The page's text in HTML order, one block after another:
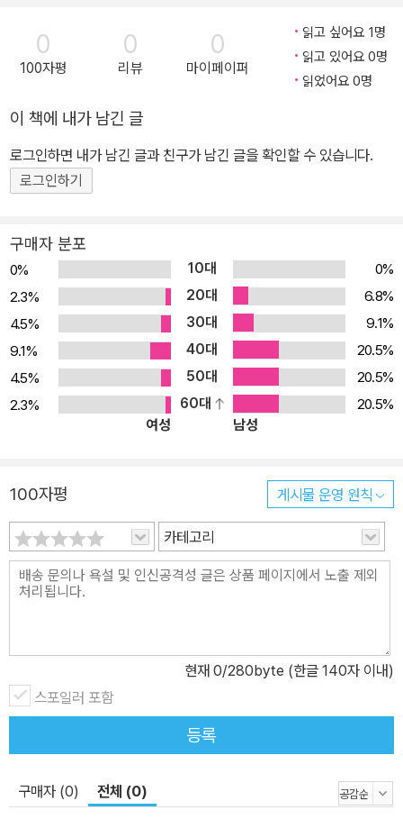
년에는 무려 949개까지 이르렀다. 그런데 1969년 리처드 닉슨 대통
령이 “아시아에서 자국 방위의 1차적 책임은 각국 스스로가 져야 한
다”는 ‘닉슨 독트린 (Nixon Doctrine) ’을 선언하면서 아시아권 핵
치된 핵무기를 다수 철수시키자 국가 안보에 위협을 느낀 한국은 19
70년대 이래 ‘자주국방 (自主國防) ’의 기치 아래 적극적으로 독자
적인 방위력 태세를 갖추기 시작했다. 원자력 발전소 착공에 들어간
한국은 비밀리에 핵무기 개발에도 착수하여 1975년 핵탄두의 설계
의 다각적인 압력으로 1976년 한국의 독자적 핵무기 개발은 중단되
었다. 1991년 소련 공산권이 해체되고 냉전의 완전한 종식이 현실화
되면서 조지 허버트 부시 미국 대통령은 해외 기지에 배치된 모든 지
상 및 해상 배치형 단거리 핵무기를 자발적으로 철수?해체할 것이라
고 선언했다. 이에 따라 같은 해 11월 8일 한국의 노태우 대통령은
「한반도 비핵화와 평화 구축에 관한 선언」, 즉 “핵에너지를 평화적 목
적을 위해서만 사용하며 핵무기를 제조, 보유, 저장, 배치, 사용하지
않는다”라고 천명했다. 이후「핵무기 부재 (不在) 선언」을 발표하여
3년 동안 계속되었던 주한 미군 핵무기 배치를 마감하고, 공식적으로
비핵화의 길을 걸어왔다. 한국의 핵무장 공론화로 들끓다 1991년 한
국의 비핵화 선언 이후 북한에 김정은 정권이 들어서기 전까지는 그
래도 한국은 핵무장 유무에 대해 그리 관심을 두지 않았다. 그런데 지
금은 사정이 달라졌다. 2000년대 후반부터 계속되고 있는 북한의 정
치적?군사적 도발이 급기야 2017년에는 핵무기급 장거리 탄도미사
불안심리가 팽창했다. 북한의 이런 도발을 앞에 두고 미국의 핵우산
은 한반도의 평화와 안전을 지키는 데 실패한 ‘찢어진 우산’이 아니겠
냐며, 한국의 핵무장론이 상승 곡선을 타고 공론화되기 시작했다. 북
한이 6차 핵실험을 강행한 직후인 2017년 9월 여론조사에서는 응답
자의 60퍼센트가 핵무장에 찬성했고, 35퍼센트가 반대했다. 이는 북
한의 핵무장 위협이 심화, 지속되면서 일반 국민들 사이에서도 핵무
장에 대한 거부감이 크게 낮아지고 있음을 보여준다. 더욱 주목되는
0
100자평
0
리뷰
0
마이페이퍼
읽고 싶어요 1명
읽고 있어요 0명
읽었어요 0명
이 책에 내가 남긴 글
로그인하면 내가 남긴 글과 친구가 남긴 글을 확인할 수 있습니다.
로그인하기
구매자 분포
0% 10대
0%
2.3%
20대
6.8%
4.5%
30대
9.1%
9.1%
40대
20.5%
4.5%
50대
20.5%
2.3%
60대
20.5%
여성
남성
100자평 게시물 운영 원칙
카테고리
현재 0/280byte (한글 140자 이내)
스포일러 포함
등록
구매자 (0) 전체 (0)